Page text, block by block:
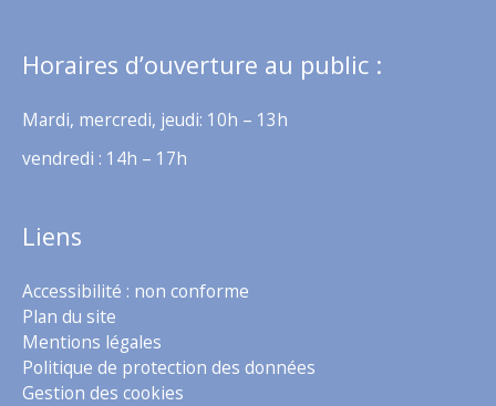
Horaires d’ouverture au public :
Mardi, mercredi, jeudi: 10h – 13h
vendredi : 14h – 17h
Liens
Accessibilité : non conforme
Plan du site
Mentions légales
Politique de protection des données
Gestion des cookies